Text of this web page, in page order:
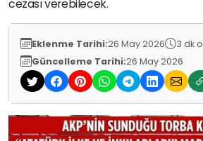
cezası verebilecek.
Eklenme Tarihi:26 May 2026
3 dk
Güncelleme Tarihi:26 May 2026